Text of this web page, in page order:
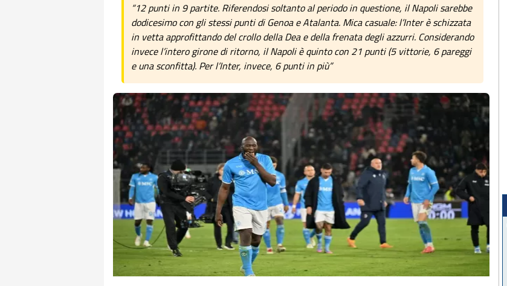
“12 punti in 9 partite. Riferendosi soltanto al periodo in questione, il Napoli sarebbe
dodicesimo con gli stessi punti di Genoa e Atalanta. Mica casuale: l’Inter è schizzata
in vetta approfittando del crollo della Dea e della frenata degli azzurri. Considerando
invece l’intero girone di ritorno, il Napoli è quinto con 21 punti (5 vittorie, 6 pareggi
e una sconfitta). Per l’Inter, invece, 6 punti in più”